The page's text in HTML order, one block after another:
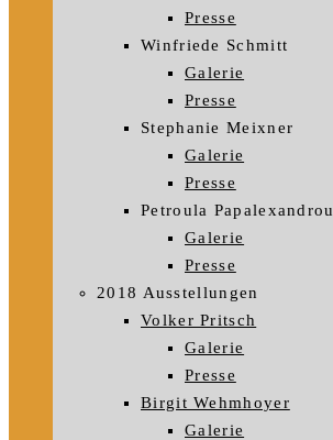
Presse
Winfriede Schmitt
Galerie
Presse
Stephanie Meixner
Galerie
Presse
Petroula Papalexandrou
Galerie
Presse
2018 Ausstellungen
Volker Pritsch
Galerie
Presse
Birgit Wehmhoyer
Galerie